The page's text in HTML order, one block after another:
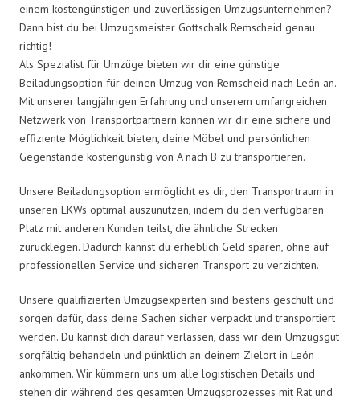
einem kostengünstigen und zuverlässigen Umzugsunternehmen?
Dann bist du bei Umzugsmeister Gottschalk Remscheid genau
richtig!
Als Spezialist für Umzüge bieten wir dir eine günstige
Beiladungsoption für deinen Umzug von Remscheid nach León an.
Mit unserer langjährigen Erfahrung und unserem umfangreichen
Netzwerk von Transportpartnern können wir dir eine sichere und
effiziente Möglichkeit bieten, deine Möbel und persönlichen
Gegenstände kostengünstig von A nach B zu transportieren.
Unsere Beiladungsoption ermöglicht es dir, den Transportraum in
unseren LKWs optimal auszunutzen, indem du den verfügbaren
Platz mit anderen Kunden teilst, die ähnliche Strecken
zurücklegen. Dadurch kannst du erheblich Geld sparen, ohne auf
professionellen Service und sicheren Transport zu verzichten.
Unsere qualifizierten Umzugsexperten sind bestens geschult und
sorgen dafür, dass deine Sachen sicher verpackt und transportiert
werden. Du kannst dich darauf verlassen, dass wir dein Umzugsgut
sorgfältig behandeln und pünktlich an deinem Zielort in León
ankommen. Wir kümmern uns um alle logistischen Details und
stehen dir während des gesamten Umzugsprozesses mit Rat und